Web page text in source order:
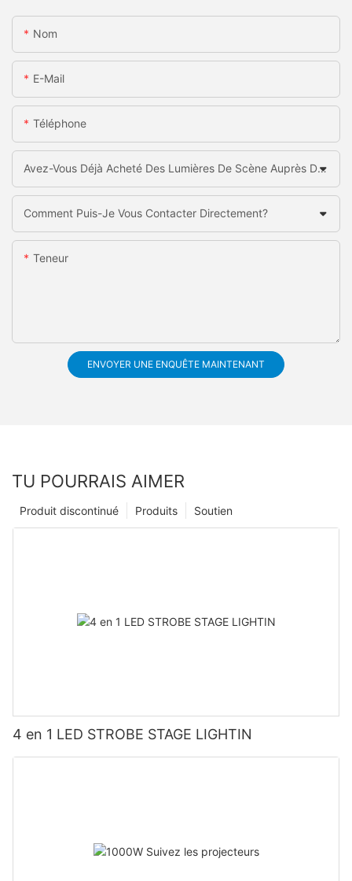
Nom
E-Mail
Téléphone
Avez-Vous Déjà Acheté Des Lumières De Scène Auprès De La Chine?
Comment Puis-Je Vous Contacter Directement?
Teneur
ENVOYER UNE ENQUÊTE MAINTENANT
TU POURRAIS AIMER
Soutien
Produits
Produit discontinué
4 en 1 LED STROBE STAGE LIGHTIN